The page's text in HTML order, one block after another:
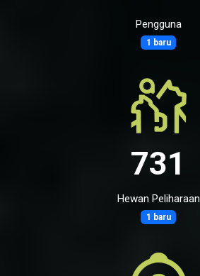
Pengguna
1 baru
731
Hewan Peliharaan
1 baru